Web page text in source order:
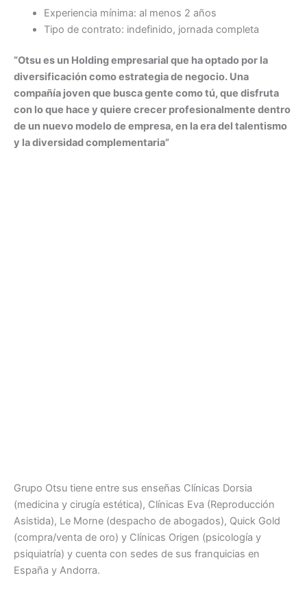
Experiencia mínima: al menos 2 años
Tipo de contrato: indefinido, jornada completa
“Otsu es un Holding empresarial que ha optado por la
diversificación como estrategia de negocio. Una
compañía joven que busca gente como tú, que disfruta
con lo que hace y quiere crecer profesionalmente dentro
de un nuevo modelo de empresa, en la era del talentismo
y la diversidad complementaria”
Grupo Otsu tiene entre sus enseñas Clínicas Dorsia
(medicina y cirugía estética), Clínicas Eva (Reproducción
Asistida), Le Morne (despacho de abogados), Quick Gold
(compra/venta de oro) y Clínicas Origen (psicología y
psiquiatría) y cuenta con sedes de sus franquicias en
España y Andorra.